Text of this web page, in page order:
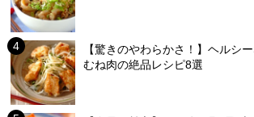
【驚きのやわらかさ！】ヘルシ
むね肉の絶品レシピ8選